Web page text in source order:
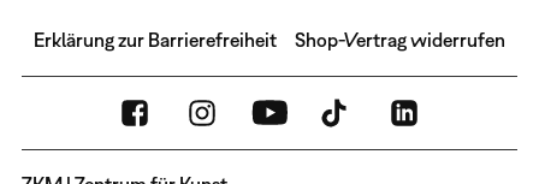
Erklärung zur Barrierefreiheit Shop-Vertrag widerrufen